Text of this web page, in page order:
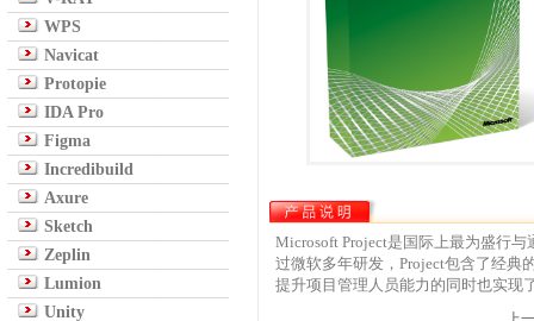
WPS
Navicat
Protopie
IDA Pro
Figma
Incredibuild
Axure
Sketch
Zeplin
Lumion
Unity
Microsoft Project是国际上最为盛行
过微软多年研发，Project包含了经典
提升项目管理人员能力的同时也实现